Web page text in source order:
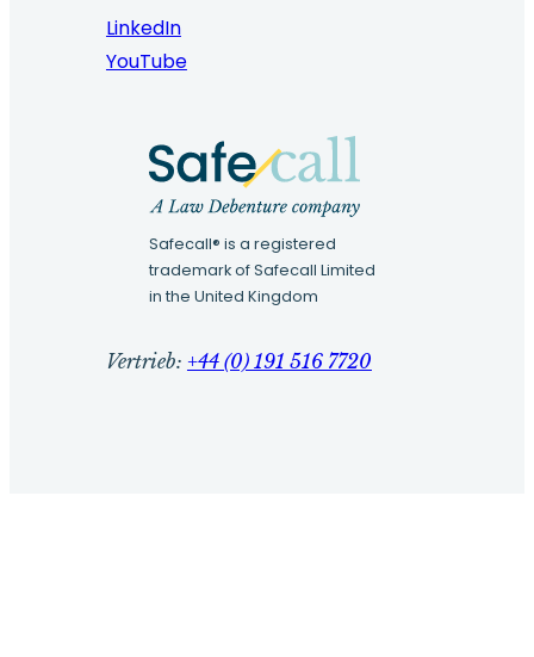
LinkedIn
YouTube
Safecall® is a registered
trademark of Safecall Limited
in the United Kingdom
Vertrieb: +44 (0) 191 516 7720